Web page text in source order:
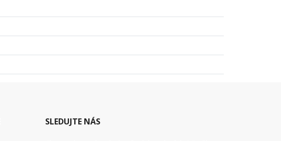
SLEDUJTE NÁS